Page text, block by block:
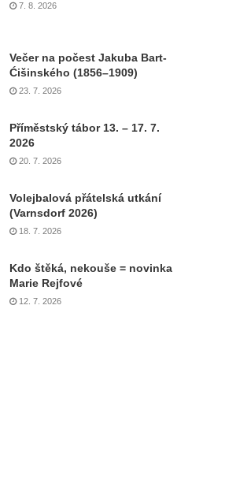
7. 8. 2026
Večer na počest Jakuba Bart-
Ćišinského (1856–1909)
23. 7. 2026
Příměstský tábor 13. – 17. 7.
2026
20. 7. 2026
Volejbalová přátelská utkání
(Varnsdorf 2026)
18. 7. 2026
Kdo štěká, nekouše = novinka
Marie Rejfové
12. 7. 2026